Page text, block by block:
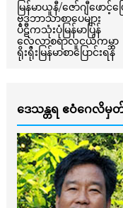
မြန်မာယူနီ/ဇော်ဂျီဖောင့်ပ
ဗုဒ္ဓဘာသာစာပေများ
ပိဋကသုံးပုံမြန်မာပြန်
လေ့လာစရာလူငယ်ကမ္ဘာ
ရိုးရိုးမြန်မာစာပြောင်းရန်
ဒေသန္တရ ဧဝံဂေလိမှ